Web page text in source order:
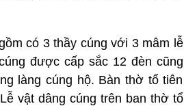
có 3 thầy cúng với 3 mâm lễ
được cấp sắc 12 đèn cũng
làng cúng hộ. Bàn thờ tổ tiên
vật dâng cúng trên ban thờ tổ